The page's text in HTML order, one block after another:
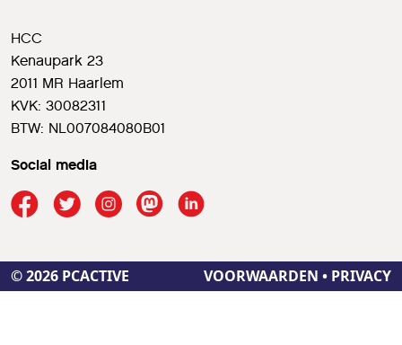
HCC
Kenaupark 23
2011 MR Haarlem
KVK: 30082311
BTW: NL007084080B01
Social media
© 2026 PCACTIVE VOORWAARDEN • PRIVACY